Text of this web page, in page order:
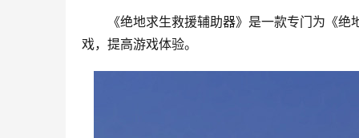
《绝地求生救援辅助器》是一款专门为《
戏，提高游戏体验。